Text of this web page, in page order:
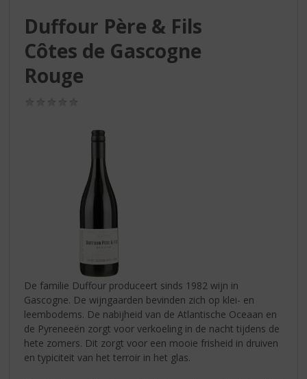
Duffour Père & Fils
Côtes de Gascogne
Rouge
De familie Duffour produceert sinds 1982 wijn in
Gascogne. De wijngaarden bevinden zich op klei- en
leembodems. De nabijheid van de Atlantische Oceaan en
de Pyreneeën zorgt voor verkoeling in de nacht tijdens de
hete zomers. Dit zorgt voor een mooie frisheid in druiven
en typiciteit van het terroir in het glas.